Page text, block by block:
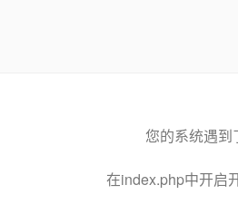
您的系统遇到
在index.php中开启